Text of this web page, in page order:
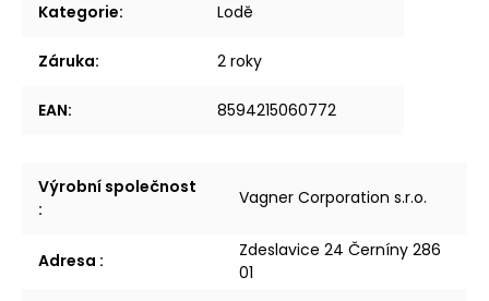
Kategorie: Lodě
Záruka: 2 roky
EAN: 8594215060772
Výrobní společnost
:
Vagner Corporation s.r.o.
Adresa :
Zdeslavice 24 Černíny 286
01